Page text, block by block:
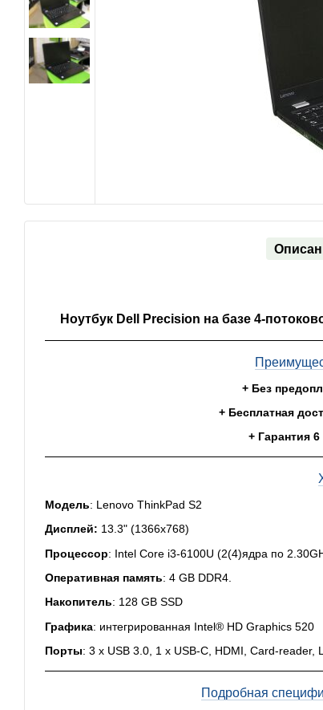
Ноутбук Dell Precision на базе 4-
+ Без
+ Бесплатная
+ Гарантия
Модель: Lenovo ThinkPad S2
Дисплей: 13.3" (1366x768)
Процессор: Intel Core i3-6100U (2(4)ядра по
Оперативная память: 4 GB DDR4.
Накопитель: 128 GB SSD
Графика: интегрированная Intel® HD Graphics 520
Порты: 3 x USB 3.0, 1 x USB-C, HDMI, Card-reader,
Подробная